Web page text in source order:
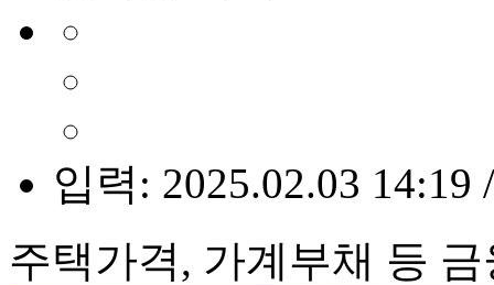
입력: 2025.02.03 14:19
주택가격, 가계부채 등